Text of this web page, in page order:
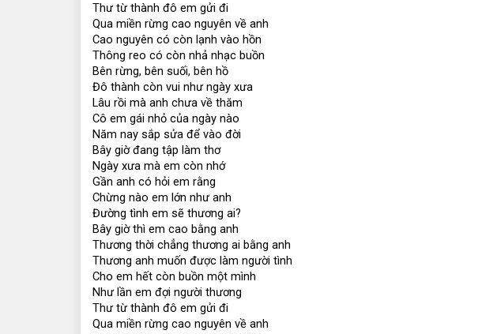
Thư từ thành đô em gửi đi
Qua miền rừng cao nguyên về anh
Cao nguyên có còn lạnh vào hồn
Thông reo có còn nhả nhạc buồn
Bên rừng, bên suối, bên hồ
Đô thành còn vui như ngày xưa
Lâu rồi mà anh chưa về thăm
Cô em gái nhỏ của ngày nào
Năm nay sắp sửa để vào đời
Bây giờ đang tập làm thơ
Ngày xưa mà em còn nhớ
Gần anh có hỏi em rằng
Chừng nào em lớn như anh
Đường tình em sẽ thương ai?
Bây giờ thì em cao bằng anh
Thương thời chẳng thương ai bằng anh
Thương anh muốn được làm người tình
Cho em hết còn buồn một mình
Như lần em đợi người thương
Thư từ thành đô em gửi đi
Qua miền rừng cao nguyên về anh